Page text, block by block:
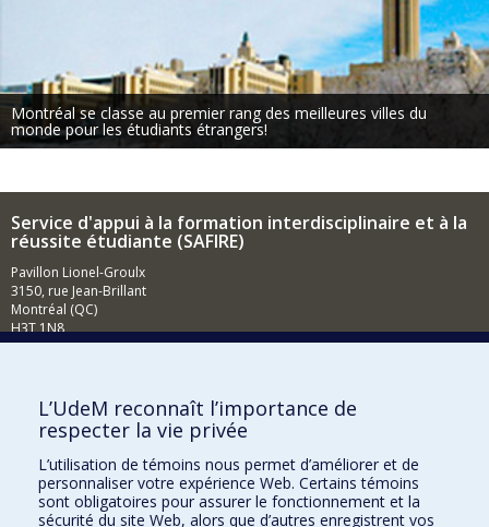
Montréal se classe au premier rang des meilleures villes du
monde pour les étudiants étrangers!
Service d'appui à la formation interdisciplinaire et à la
réussite étudiante (SAFIRE)
Pavillon Lionel-Groulx
3150, rue Jean-Brillant
Montréal (QC)
H3T 1N8
Comment soutenir la Faculté?
BESOIN D'AIDE?
Plan du site
Signaler une erreur
L’UdeM reconnaît l’importance de
respecter la vie privée
L’utilisation de témoins nous permet d’améliorer et de
personnaliser votre expérience Web. Certains témoins
sont obligatoires pour assurer le fonctionnement et la
sécurité du site Web, alors que d’autres enregistrent vos